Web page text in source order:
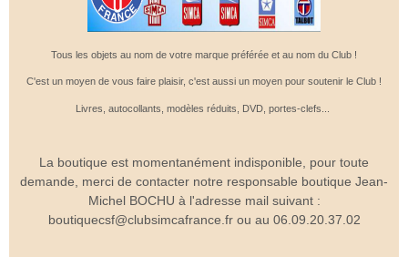
Tous les objets au nom de votre marque préférée et au nom du Club !
C'est un moyen de vous faire plaisir, c'est aussi un moyen pour soutenir le Club !
Livres, autocollants, modèles réduits, DVD, portes-clefs...
La boutique est momentanément indisponible, pour toute
demande, merci de contacter notre responsable boutique Jean-
Michel BOCHU à l'adresse mail suivant :
boutiquecsf@clubsimcafrance.fr ou au 06.09.20.37.02